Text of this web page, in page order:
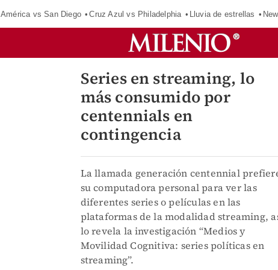
América vs San Diego Cruz Azul vs Philadelphia Lluvia de estrellas
Series en streaming, lo
más consumido por
centennials en
contingencia
La llamada generación centennial
su computadora personal para ver las
diferentes series o películas en las
plataformas de la modalidad streaming,
lo revela la investigación “Medios y
Movilidad Cognitiva: series políticas en
streaming”.